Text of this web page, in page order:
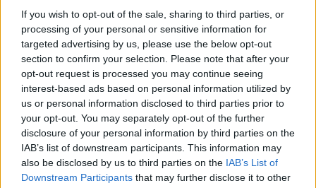
If you wish to opt-out of the sale, sharing to third parties, or
processing of your personal or sensitive information for
targeted advertising by us, please use the below opt-out
section to confirm your selection. Please note that after your
opt-out request is processed you may continue seeing
interest-based ads based on personal information utilized by
us or personal information disclosed to third parties prior to
your opt-out. You may separately opt-out of the further
disclosure of your personal information by third parties on the
IAB’s list of downstream participants. This information may
also be disclosed by us to third parties on the IAB’s List of
Downstream Participants that may further disclose it to other
fizetés utolsó fázisában átléptetjük a
PayPal oldalára, ahol két lehetősége van:
a) Ha már rendelkezik PayPal fiókkal, csak
be kell lépnie PayPal felhasználói nevével
(ez az e-mail címe) és jelszavával, majd a
fizetés részleteinek áttekintése után
jóváhagyni azt.